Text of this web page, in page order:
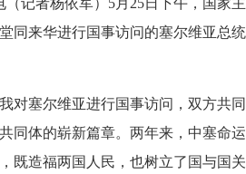
（记者杨依军）5月25日下午，国家主
同来华进行国事访问的塞尔维亚总统
对塞尔维亚进行国事访问，双方共同
同体的崭新篇章。两年来，中塞命运
既造福两国人民，也树立了国与国关